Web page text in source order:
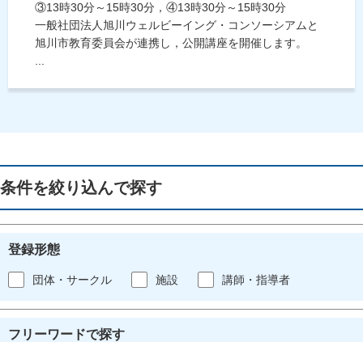
③13時30分～15時30分，④13時30分～15時30分
一般社団法人旭川ウェルビーイング・コンソーシアムと
旭川市教育委員会が連携し，公開講座を開催します。
...
条件を絞り込んで探す
登録形態
団体・サークル 施設 講師・指導者
フリーワードで探す